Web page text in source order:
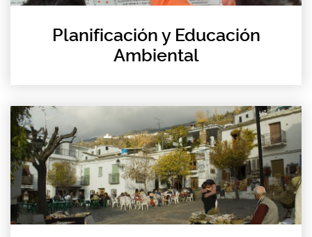
Planificación y Educación
Ambiental